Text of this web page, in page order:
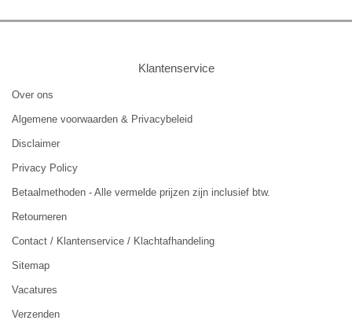
Klantenservice
Over ons
Algemene voorwaarden & Privacybeleid
Disclaimer
Privacy Policy
Betaalmethoden - Alle vermelde prijzen zijn inclusief btw.
Retourneren
Contact / Klantenservice / Klachtafhandeling
Sitemap
Vacatures
Verzenden